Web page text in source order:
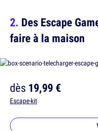
Des Escape
faire à la maison
dès19,99 €
Escape-kit